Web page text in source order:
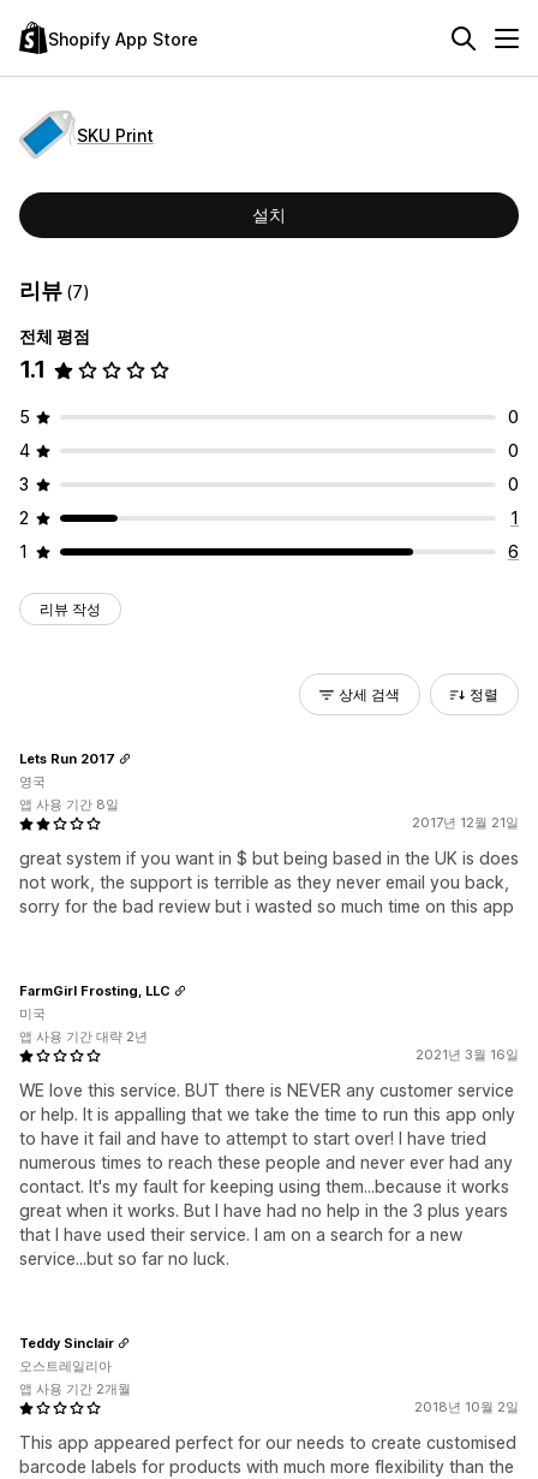
Shopify App Store
SKU Print
설치
리뷰 (7)
전체 평점
1.1
5
0
4
0
3
0
2
1
1
6
리뷰 작성
상세 검색 정렬
2017년 12월 21일
great system if you want in $ but being based in the UK is does
not work, the support is terrible as they never email you back,
sorry for the bad review but i wasted so much time on this app
Lets Run 2017
영국
앱 사용 기간 8일
2021년 3월 16일
WE love this service. BUT there is NEVER any customer service
or help. It is appalling that we take the time to run this app only
to have it fail and have to attempt to start over! I have tried
numerous times to reach these people and never ever had any
contact. It's my fault for keeping using them...because it works
great when it works. But I have had no help in the 3 plus years
that I have used their service. I am on a search for a new
service...but so far no luck.
FarmGirl Frosting, LLC
미국
앱 사용 기간 대략 2년
2018년 10월 2일
This app appeared perfect for our needs to create customised
barcode labels for products with much more flexibility than the
Teddy Sinclair
오스트레일리아
앱 사용 기간 2개월